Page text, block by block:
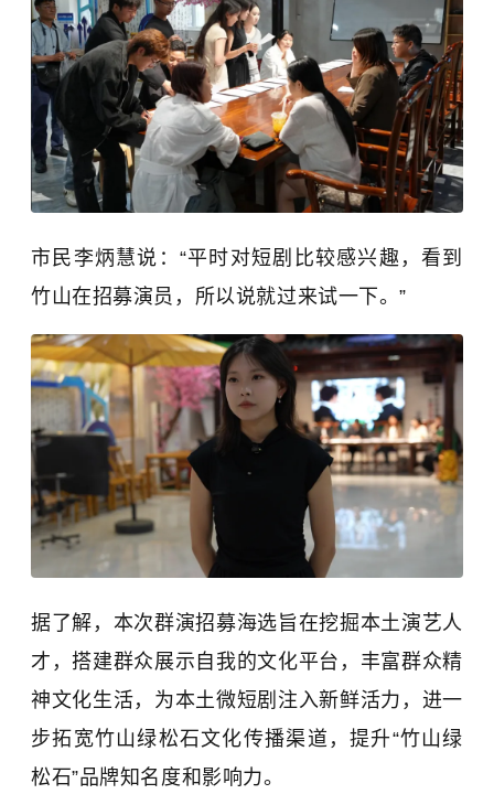
市民李炳慧说：“平时对短剧比较感兴趣，看到
竹山在招募演员，所以说就过来试一下。”
据了解，本次群演招募海选旨在挖掘本土演艺人
才，搭建群众展示自我的文化平台，丰富群众精
神文化生活，为本土微短剧注入新鲜活力，进一
步拓宽竹山绿松石文化传播渠道，提升“竹山绿
松石”品牌知名度和影响力。